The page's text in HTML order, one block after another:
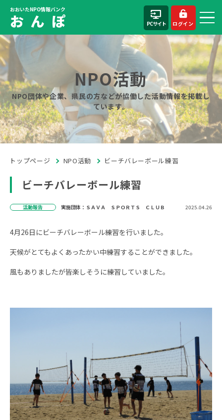
おおいたNPO情報バンク
お ん ぽ PCサイト ログイン
NPO活動
NPO団体や企業、県民の方などが協働した活動情報を掲載し
ています。
トップページ NPO活動 ビーチバレーボール練習
ビーチバレーボール練習
活動報告 実施団体：ＳＡＶＡ ＳＰＯＲＴＳ ＣＬＵＢ 2025.04.26
4月26日にビーチバレーボール練習を行いました。
天候がとてもよくあったかい中練習することができました。
風もありましたが皆楽しそうに練習していました。